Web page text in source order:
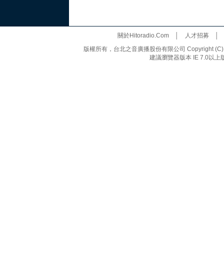
關於Hitoradio.Com│ 人才招募
版權所有，台北之音廣播股份有限公司 Copyright
建議瀏覽器版本 IE 7.0以上